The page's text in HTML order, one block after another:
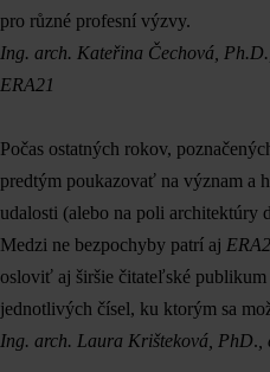
pro různé profesní výzvy.
Ing. arch. Kateřina Čechová,
ERA21
Počas ostatných rokov,
predtým poukazovať na význam a
udalosti (alebo na poli architektúry
Medzi ne bezpochyby patrí aj
osloviť aj širšie čitateľské publikum
jednotlivých čísel, ku ktorým sa
Ing. arch. Laura Krišteková, PhD.